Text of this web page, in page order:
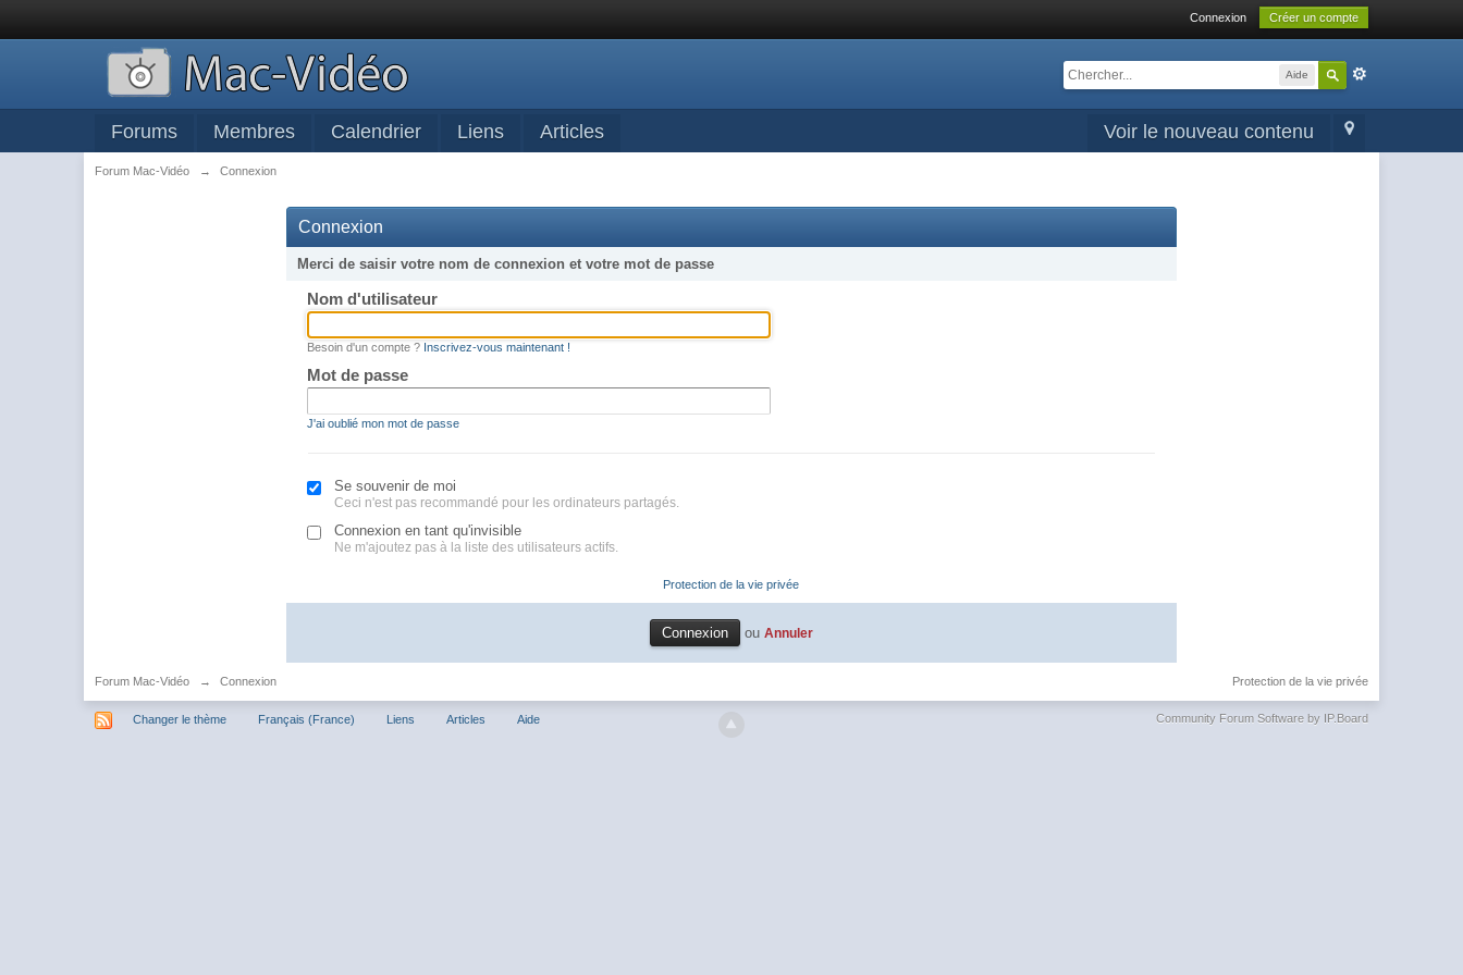
Connexion Créer un compte
Aide
Voir le nouveau contenu
Forums Membres Calendrier Liens Articles
Forum Mac-Vidéo → Connexion
Connexion
Merci de saisir votre nom de connexion et votre mot de passe
Nom d'utilisateur
Besoin d'un compte ? Inscrivez-vous maintenant !
Mot de passe
J'ai oublié mon mot de passe
Se souvenir de moi
Ceci n'est pas recommandé pour les ordinateurs partagés.
Connexion en tant qu'invisible
Ne m'ajoutez pas à la liste des utilisateurs actifs.
Protection de la vie privée
ou Annuler
Forum Mac-Vidéo → Connexion Protection de la vie privée
Changer le thème Français (France) Liens Articles Aide Community Forum Software by IP.Board